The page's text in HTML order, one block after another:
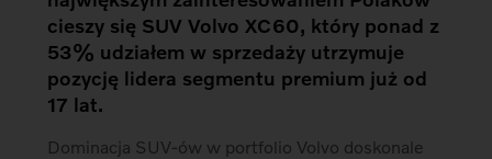
cieszy się SUV Volvo XC60, który ponad z
53% udziałem w sprzedaży utrzymuje
pozycję lidera segmentu premium już od
17 lat.
Dominacja SUV-ów w portfolio Volvo doskonale